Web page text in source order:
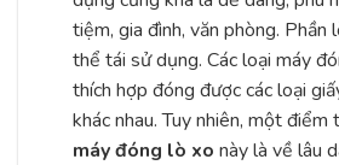
tiệm, gia đình, văn phòng. Phần
thể tái sử dụng. Các loại máy
thích hợp đóng được các loại
khác nhau. Tuy nhiên, một điểm
máy đóng lò xo này là về lâu